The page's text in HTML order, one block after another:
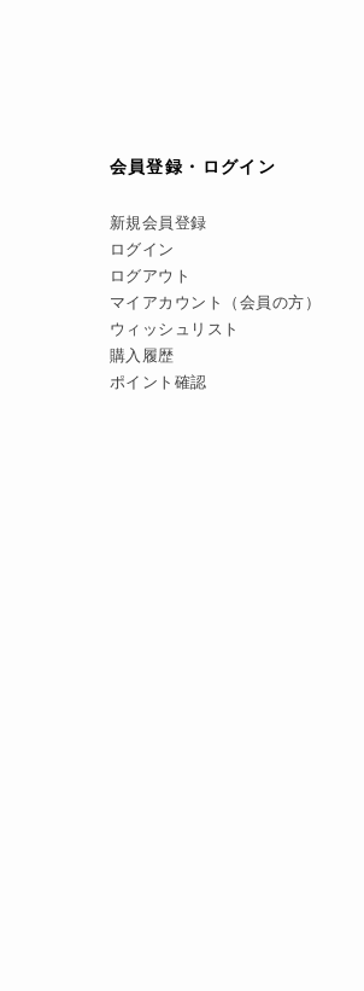
会員登録・ログイン
新規会員登録
ログイン
ログアウト
マイアカウント（会員の方）
ウィッシュリスト
購入履歴
ポイント確認